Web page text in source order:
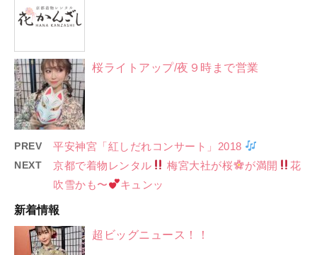
桜ライトアップ/夜９時まで営業
PREV 平安神宮「紅しだれコンサート」2018
NEXT 京都で着物レンタル 梅宮大社が桜 が満開
花
吹雪かも〜
キュンッ
新着情報
超ビッグニュース！！